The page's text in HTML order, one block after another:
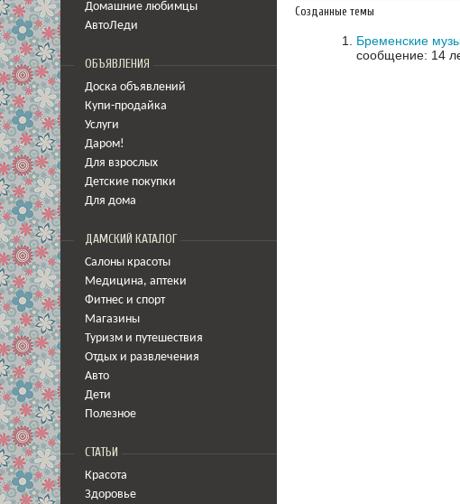
Домашние любимцы
АвтоЛеди
ОБЪЯВЛЕНИЯ
Доска объявлений
Купи-продайка
Услуги
Даром!
Для взрослых
Детские покупки
Для дома
ДАМСКИЙ КАТАЛОГ
Салоны красоты
Медицина, аптеки
Фитнес и спорт
Магазины
Туризм и путешествия
Отдых и развлечения
Авто
Дети
Полезное
СТАТЬИ
Красота
Здоровье
Созданные темы
Бременские
сообщение: 14